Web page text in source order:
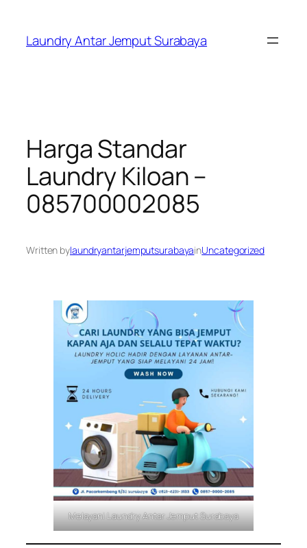
content
Laundry Antar Jemput Surabaya
Harga Standar
Laundry Kiloan –
085700002085
Written bylaundryantarjemputsurabayainUncategorized
Melayani Laundry Antar Jemput Surabaya